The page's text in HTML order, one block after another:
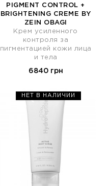
PIGMENT CONTROL +
BRIGHTENING CREME BY
ZEIN OBAGI
Крем усиленного
контроля за
пигментацией кожи лица
и тела
6840 грн
НЕТ В НАЛИЧИИ